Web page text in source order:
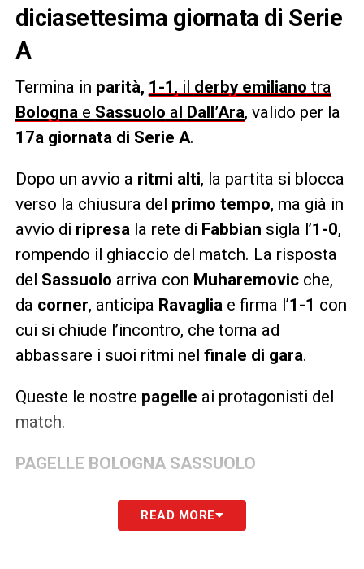
diciasettesima giornata di Serie
A
Termina in parità, 1-1 , il derby emiliano tra
Bologna e Sassuolo al Dall’Ara, valido per la
17a giornata di Serie A.
Dopo un avvio a ritmi alti, la partita si blocca
verso la chiusura del primo tempo, ma già in
avvio di ripresa la rete di Fabbian sigla l’1-0,
rompendo il ghiaccio del match. La risposta
del Sassuolo arriva con Muharemovicche,
da corner, anticipa Ravaglia e firma l’1-1 con
cui si chiude l’incontro, che torna ad
abbassare i suoi ritmi nel finale di gara.
Queste le nostre pagelle ai protagonisti del
match.
PAGELLE BOLOGNA SASSUOLO
(4-2-3-1): Ravaglia 6; Zortea 6
(86′ Holm sv), Vitik 5.5, Lucumì 5, Miranda
READ MORE